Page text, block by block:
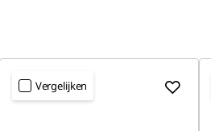
Vergelijken